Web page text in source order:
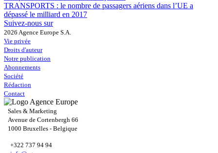
TRANSPORTS : le nombre de passagers aériens dans l’UE a
dépassé le milliard en 2017
Suivez-nous sur
2026 Agence Europe S.A.
Vie privée
Droits d'auteur
Notre publication
Abonnements
Société
Rédaction
Contact
Sales & Marketing
Avenue de Cortenbergh 66
1000 Bruxelles - Belgique
+322 737 94 94